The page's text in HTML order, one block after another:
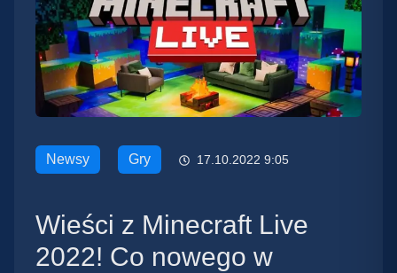
Newsy Gry 17.10.2022 9:05
Wieści z Minecraft Live
2022! Co nowego w